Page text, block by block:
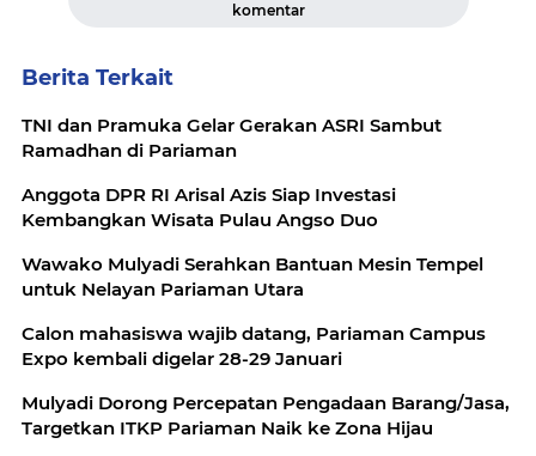
komentar
Berita Terkait
TNI dan Pramuka Gelar Gerakan ASRI Sambut
Ramadhan di Pariaman
Anggota DPR RI Arisal Azis Siap Investasi
Kembangkan Wisata Pulau Angso Duo
Wawako Mulyadi Serahkan Bantuan Mesin Tempel
untuk Nelayan Pariaman Utara
Calon mahasiswa wajib datang, Pariaman Campus
Expo kembali digelar 28-29 Januari
Mulyadi Dorong Percepatan Pengadaan Barang/Jasa,
Targetkan ITKP Pariaman Naik ke Zona Hijau